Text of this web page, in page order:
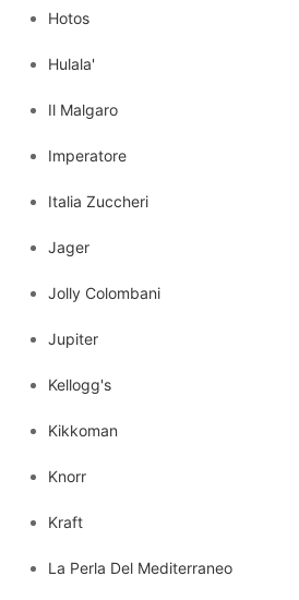
Hotos
Hulala'
Il Malgaro
Imperatore
Italia Zuccheri
Jager
Jolly Colombani
Jupiter
Kellogg's
Kikkoman
Knorr
Kraft
La Perla Del Mediterraneo